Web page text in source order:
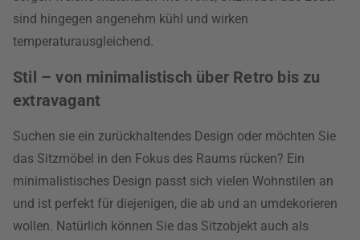
sind hingegen angenehm kühl und wirken
temperaturausgleichend.
Stil – von minimalistisch über Retro bis zu
extravagant
Suchen sie ein zurückhaltendes Design oder möchten Sie
das Sitzmöbel in den Fokus des Raums rücken? Ein
minimalistisches Design passt sich vielen Wohnstilen an
und ist perfekt für diejenigen, die ab und an umdekorieren
wollen. Natürlich können Sie das Sitzobjekt auch als